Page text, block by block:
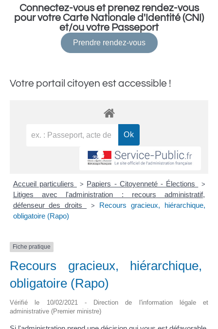
Connectez-vous et prenez rendez-vous
pour votre Carte Nationale d'Identité (CNI)
et/ou votre Passeport
Prendre rendez-vous
Votre portail citoyen est accessible !
Accueil particuliers > Papiers - Citoyenneté - Élections >
Litiges avec l'administration : recours administratif,
défenseur des droits
>
Recours gracieux, hiérarchique,
obligatoire (Rapo)
Fiche pratique
Recours gracieux, hiérarchique,
obligatoire (Rapo)
Vérifié le 10/02/2021 - Direction de l'information légale et
administrative (Premier ministre)